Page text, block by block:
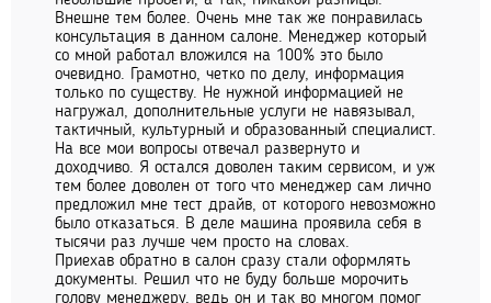
Внешне тем более. Очень мне так же понравилась
консультация в данном салоне. Менеджер который
со мной работал вложился на 100% это было
очевидно. Грамотно, четко по делу, информация
только по существу. Не нужной информацией не
нагружал, дополнительные услуги не навязывал,
тактичный, культурный и образованный специалист.
На все мои вопросы отвечал развернуто и
доходчиво. Я остался доволен таким сервисом, и уж
тем более доволен от того что менеджер сам лично
предложил мне тест драйв, от которого невозможно
было отказаться. В деле машина проявила себя в
тысячи раз лучше чем просто на словах.
Приехав обратно в салон сразу стали оформлять
документы. Решил что не буду больше морочить
голову менеджеру, ведь он и так во многом помог